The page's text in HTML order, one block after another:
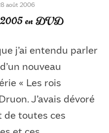
août 2006
2005 en DVD
j’ai entendu parler
nouveau
« Les rois
J’avais dévoré
de toutes ces